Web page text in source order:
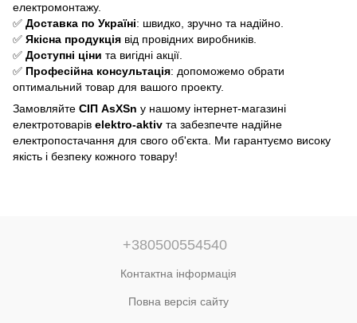
електромонтажу.
✅ Доставка по Україні: швидко, зручно та надійно.
✅ Якісна продукція від провідних виробників.
✅ Доступні ціни та вигідні акції.
✅ Професійна консультація: допоможемо обрати
оптимальний товар для вашого проекту.
Замовляйте СІП AsXSn у нашому інтернет-магазині
електротоварів elektro-aktiv та забезпечте надійне
електропостачання для свого об'єкта. Ми гарантуємо високу
якість і безпеку кожного товару!
+380500554540
Контактна інформація
Повна версія сайту